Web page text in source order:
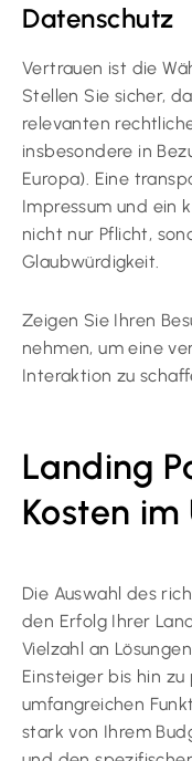
Datenschutz
Vertrauen ist die
Stellen Sie sicher,
relevanten
insbesondere in
Europa). Eine
Impressum und ein
nicht nur Pflicht,
Glaubwürdigkeit.
Zeigen Sie Ihren
nehmen, um eine
Interaktion zu
Landing
Kosten
Die Auswahl des
den Erfolg Ihrer
Vielzahl an
Einsteiger bis hin
umfangreichen
stark von Ihrem